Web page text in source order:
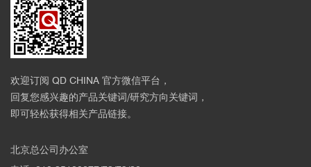
欢迎订阅 QD CHINA 官方微信平台，
回复您感兴趣的产品关键词/研究方向关键词，
即可轻松获得相关产品链接。
北京总公司办公室